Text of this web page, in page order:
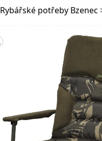
Rybářské potřeby Bzenec